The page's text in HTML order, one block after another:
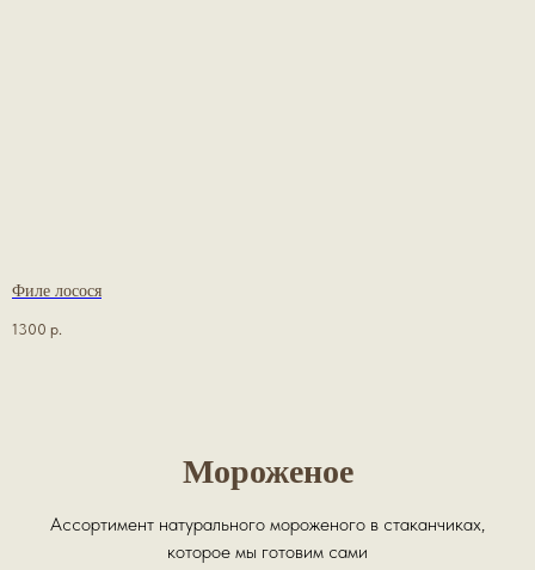
Филе лосося
1300 р.
Мороженое
Ассортимент натурального мороженого в стаканчиках,
которое мы готовим сами